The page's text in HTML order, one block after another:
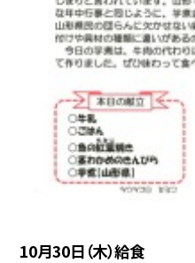
10月30日（木）給食